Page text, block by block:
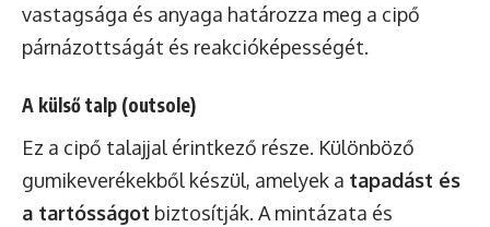
vastagsága és anyaga határozza meg a cipő
párnázottságát és reakcióképességét.
A külső talp (outsole)
Ez a cipő talajjal érintkező része. Különböző
gumikeverékekből készül, amelyek a tapadást és
a tartósságot biztosítják. A mintázata és